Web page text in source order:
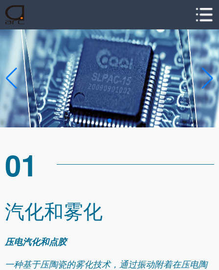
01
汽化和雾化
压电汽化和点胶
一种基于压陶瓷的雾化技术，通过振动附着在压电陶